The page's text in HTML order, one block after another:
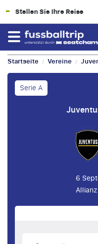
100% Finanzielle
Startseite / Vereine /
Serie A
6